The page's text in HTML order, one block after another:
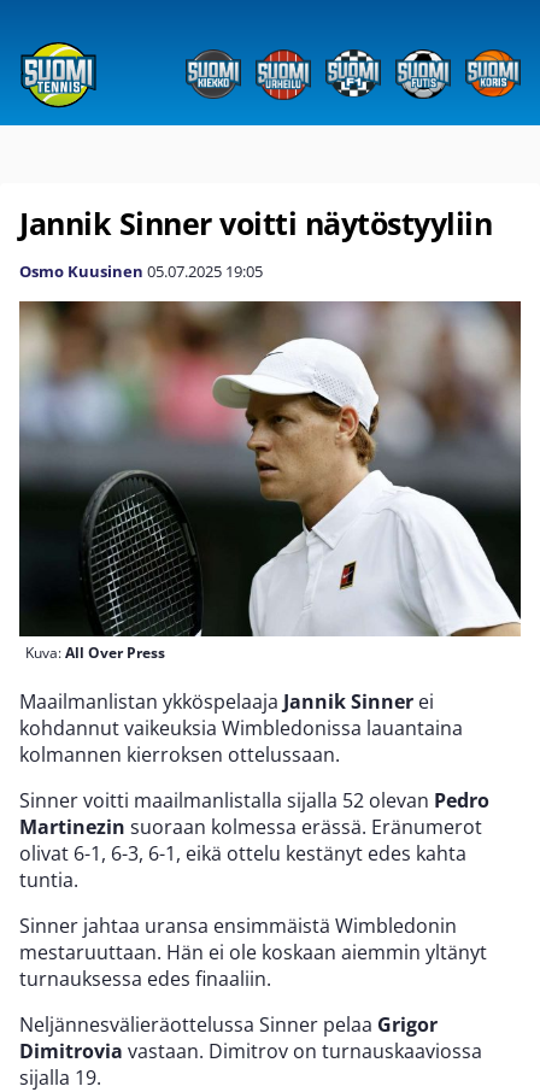
Jannik Sinner voitti näytöstyyliin
Osmo Kuusinen 05.07.2025 19:05
Kuva:All Over Press
Maailmanlistan ykköspelaaja Jannik Sinner ei
kohdannut vaikeuksia Wimbledonissa lauantaina
kolmannen kierroksen ottelussaan.
Sinner voitti maailmanlistalla sijalla 52 olevan Pedro
Martinezin suoraan kolmessa erässä. Eränumerot
olivat 6-1, 6-3, 6-1, eikä ottelu kestänyt edes kahta
tuntia.
Sinner jahtaa uransa ensimmäistä Wimbledonin
mestaruuttaan. Hän ei ole koskaan aiemmin yltänyt
turnauksessa edes finaaliin.
Neljännesvälieräottelussa Sinner pelaa Grigor
Dimitrovia vastaan. Dimitrov on turnauskaaviossa
sijalla 19.